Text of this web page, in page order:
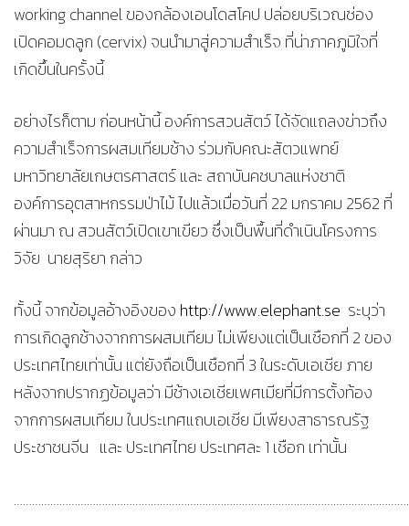
working channel ของกล้องเอนโดสโคป ปล่อยบริเวณช่อง
เปิดคอมดลูก (cervix) จนนำมาสู่ความสำเร็จ ที่น่าภาคภูมิใจที่
เกิดขึ้นในครั้งนี้
อย่างไรก็ตาม ก่อนหน้านี้ องค์การสวนสัตว์ ได้จัดแถลงข่าวถึง
ความสำเร็จการผสมเทียมช้าง ร่วมกับคณะสัตวแพทย์
มหาวิทยาลัยเกษตรศาสตร์ และ สถาบันคชบาลแห่งชาติ
องค์การอุตสาหกรรมป่าไม้ ไปแล้วเมื่อวันที่ 22 มกราคม 2562 ที่
ผ่านมา ณ สวนสัตว์เปิดเขาเขียว ซึ่งเป็นพื้นที่ดำเนินโครงการ
วิจัย นายสุริยา กล่าว
ทั้งนี้ จากข้อมูลอ้างอิงของ http://www.elephant.se ระบุว่า
การเกิดลูกช้างจากการผสมเทียม ไม่เพียงแต่เป็นเชือกที่ 2 ของ
ประเทศไทยเท่านั้น แต่ยังถือเป็นเชือกที่ 3 ในระดับเอเชีย ภาย
หลังจากปรากฏข้อมูลว่า มีช้างเอเชียเพศเมียที่มีการตั้งท้อง
จากการผสมเทียม ในประเทศแถบเอเชีย มีเพียงสาธารณรัฐ
ประชาชนจีน และ ประเทศไทย ประเทศละ 1 เชือก เท่านั้น